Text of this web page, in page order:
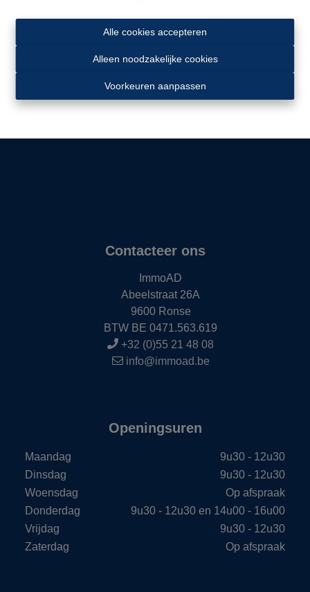
Alle cookies accepteren
Alleen noodzakelijke cookies
Voorkeuren aanpassen
Contacteer ons
ImmoAD
Abeelstraat 26A
9600 Ronse
BTW BE 0471.563.619
+32 (0)55 21 48 08
info@immoad.be
Openingsuren
Maandag
9u30 - 12u30
Dinsdag
9u30 - 12u30
Woensdag
Op afspraak
Donderdag
9u30 - 12u30 en 14u00 - 16u00
Vrijdag
9u30 - 12u30
Zaterdag
Op afspraak